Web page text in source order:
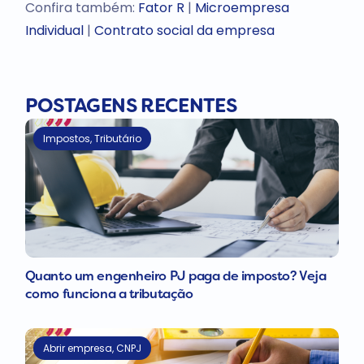
Confira também: Fator R | Microempresa
Individual| Contrato social da empresa
POSTAGENS RECENTES
Impostos,Tributário
Quanto um engenheiro PJ paga de imposto? Veja
como funciona a tributação
Abrir empresa,CNPJ